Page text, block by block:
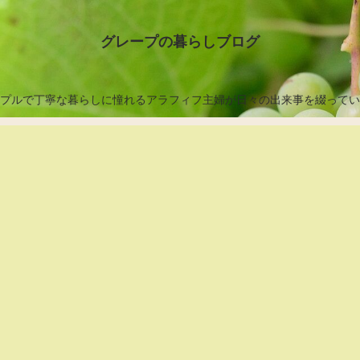
グレープの暮らしブログ
ルで丁寧な暮らしに憧れるアラフィフ主婦が日々の出来事を綴って